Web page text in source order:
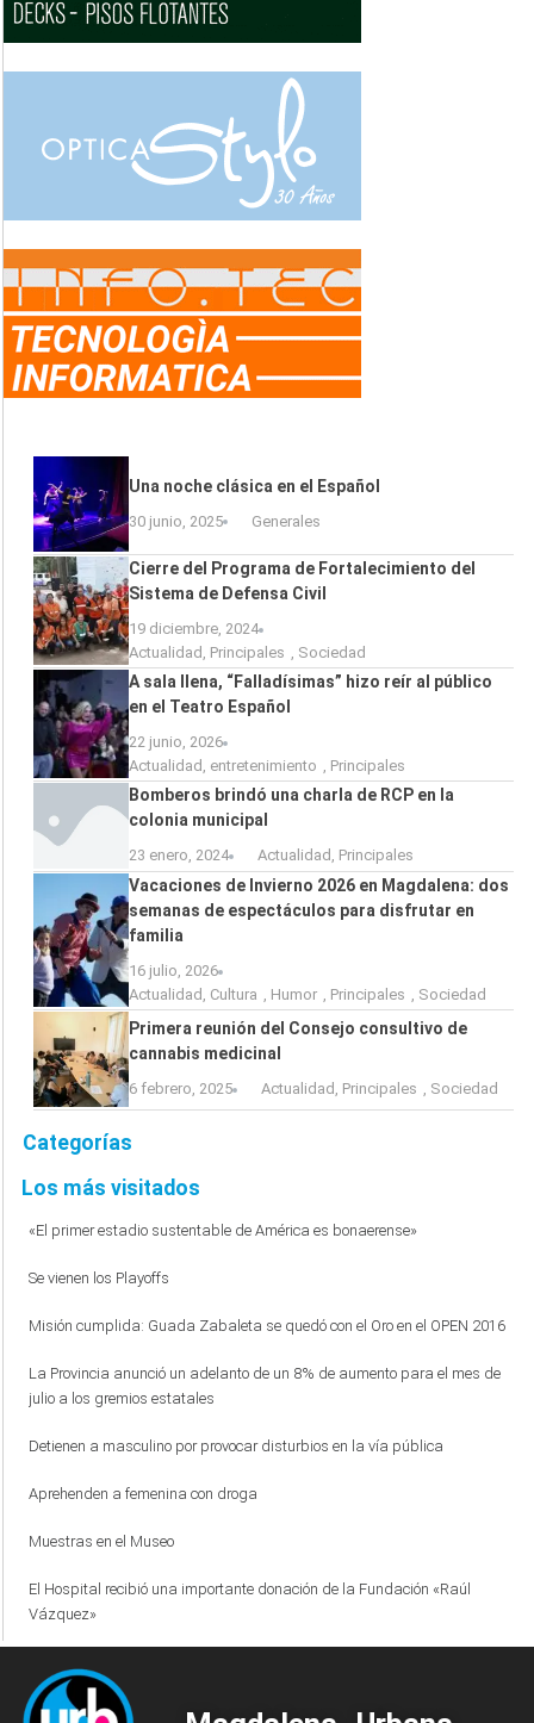
Una noche clásica en el Español
30 junio, 2025 Generales
Cierre del Programa de Fortalecimiento del
Sistema de Defensa Civil
19 diciembre, 2024
Actualidad , Principales , Sociedad
A sala llena, “Falladísimas” hizo reír al público
en el Teatro Español
22 junio, 2026
Actualidad , entretenimiento , Principales
Bomberos brindó una charla de RCP en la
colonia municipal
23 enero, 2024 Actualidad , Principales
Vacaciones de Invierno 2026 en Magdalena: dos
semanas de espectáculos para disfrutar en
familia
16 julio, 2026
Actualidad , Cultura , Humor , Principales , Sociedad
Primera reunión del Consejo consultivo de
cannabis medicinal
6 febrero, 2025 Actualidad , Principales , Sociedad
Categorías
Los más visitados
«El primer estadio sustentable de América es bonaerense»
Se vienen los Playoffs
Misión cumplida: Guada Zabaleta se quedó con el Oro en el OPEN 2016
La Provincia anunció un adelanto de un 8% de aumento para el mes de
julio a los gremios estatales
Detienen a masculino por provocar disturbios en la vía pública
Aprehenden a femenina con droga
Muestras en el Museo
El Hospital recibió una importante donación de la Fundación «Raúl
Vázquez»